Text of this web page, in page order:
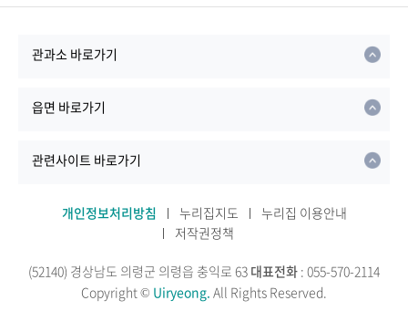
관과소 바로가기
읍면 바로가기
관련사이트 바로가기
개인정보처리방침 누리집지도
누리집 이용안내
저작권정책
(52140) 경상남도 의령군 의령읍 충익로 63 대표전화 : 055-570-2114
Copyright © Uiryeong. All Rights Reserved.